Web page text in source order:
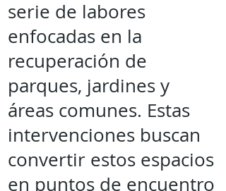
serie de labores
enfocadas en la
recuperación de
parques, jardines y
áreas comunes. Estas
intervenciones buscan
convertir estos espacios
en puntos de encuentro